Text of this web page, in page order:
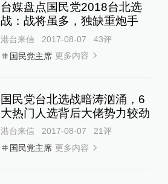
台媒盘点国民党2018台北选
战：战将虽多，独缺重炮手
港台来信 2017-08-07 43评
国民党主席 更多内容
国民党台北选战暗涛汹涌，6
大热门人选背后大佬势力较劲
港台来信 2017-08-07 21评
国民党主席 更多内容